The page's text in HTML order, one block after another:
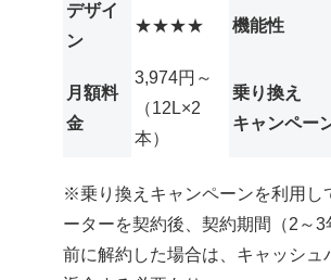
デザイ
ン
★★★★ 機能性
月額料
金
3,974円～
（12L×2
本）
乗り換え
キャンペー
※乗り換えキャンペーンを利用し
ーターを契約後、契約期間（2～3
前に解約した場合は、キャッシュ